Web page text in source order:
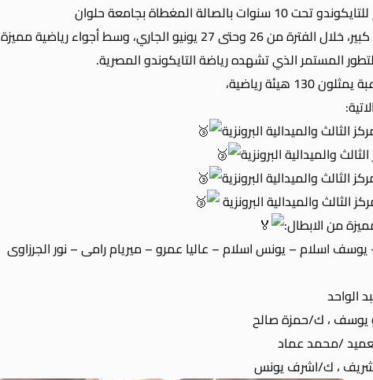
بالصالة المغطاة بجامعة حلوان
(المستويات الثلاثة) بنجاح كبير، خلال الفترة من 26 وحتى 27 يونيو الجاري، وسط أجواء رياضية مميزة
المستمر الذي تشهده رياضة التايكوندو المصرية.
الثالث والميدالية البرونزية
والميدالية البرونزية
الثالث والميدالية البرونزية
والميدالية البرونزية
من الابطال:
اسلام – يونس اسلام – عاليا عمرو – ميريام رامى – نور الجرزاوى
الواحد
يوسف ، ك/حمزة صالح
/محمد عماد
شريف ، ك/اشرف يونس